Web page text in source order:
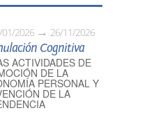
01/2026 26/11/2026
Cognitiva
ACTIVIDADES DE
DE LA
PERSONAL Y
DE LA